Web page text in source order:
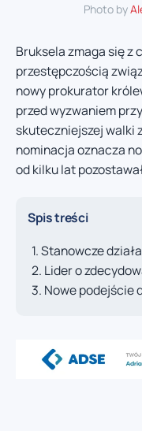
Photo by
Bruksela zmaga się z
przestępczością
nowy prokurator
przed wyzwaniem
skuteczniejszej walki
nominacja oznacza
od kilku lat
Spis treści
Stanowcze
Lider o
Nowe podejście